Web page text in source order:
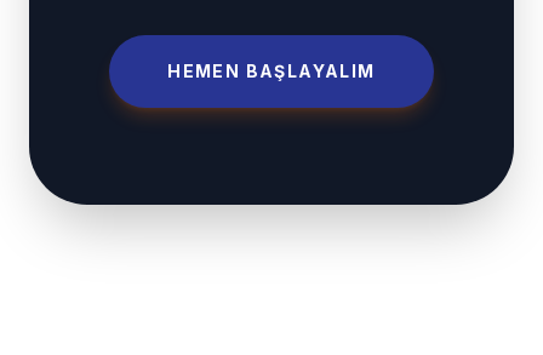
HEMEN BAŞLAYALIM